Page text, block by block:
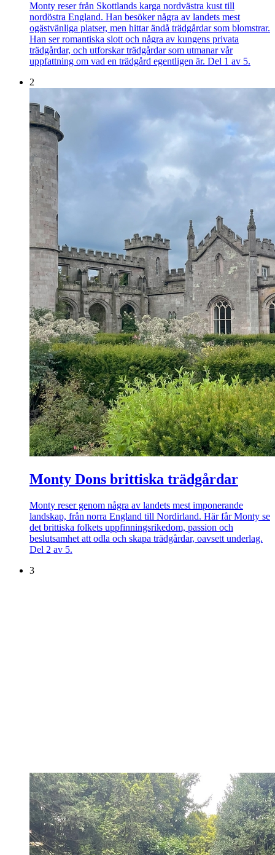
Monty reser från Skottlands karga nordvästra kust till
nordöstra England. Han besöker några av landets mest
ogästvänliga platser, men hittar ändå trädgårdar som blomstrar.
Han ser romantiska slott och några av kungens privata
trädgårdar, och utforskar trädgårdar som utmanar vår
uppfattning om vad en trädgård egentligen är. Del 1 av 5.
2
Monty Dons brittiska trädgårdar
Monty reser genom några av landets mest imponerande
landskap, från norra England till Nordirland. Här får Monty se
det brittiska folkets uppfinningsrikedom, passion och
beslutsamhet att odla och skapa trädgårdar, oavsett underlag.
Del 2 av 5.
3